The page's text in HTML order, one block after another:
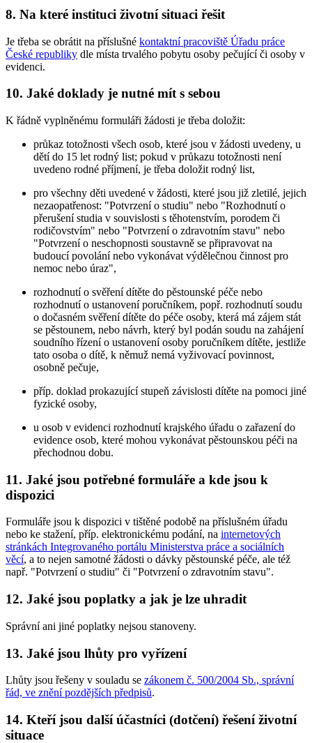
8. Na které instituci životní situaci řešit
Je třeba se obrátit na příslušné kontaktní pracoviště Úřadu práce
České republiky dle místa trvalého pobytu osoby pečující či osoby v
evidenci.
10. Jaké doklady je nutné mít s sebou
K řádně vyplněnému formuláři žádosti je třeba doložit:
průkaz totožnosti všech osob, které jsou v žádosti uvedeny, u
dětí do 15 let rodný list; pokud v průkazu totožnosti není
uvedeno rodné příjmení, je třeba doložit rodný list,
pro všechny děti uvedené v žádosti, které jsou již zletilé, jejich
nezaopatřenost: "Potvrzení o studiu" nebo "Rozhodnutí o
přerušení studia v souvislosti s těhotenstvím, porodem či
rodičovstvím" nebo "Potvrzení o zdravotním stavu" nebo
"Potvrzení o neschopnosti soustavně se připravovat na
budoucí povolání nebo vykonávat výdělečnou činnost pro
nemoc nebo úraz",
rozhodnutí o svěření dítěte do pěstounské péče nebo
rozhodnutí o ustanovení poručníkem, popř. rozhodnutí soudu
o dočasném svěření dítěte do péče osoby, která má zájem stát
se pěstounem, nebo návrh, který byl podán soudu na zahájení
soudního řízení o ustanovení osoby poručníkem dítěte, jestliže
tato osoba o dítě, k němuž nemá vyživovací povinnost,
osobně pečuje,
příp. doklad prokazující stupeň závislosti dítěte na pomoci jiné
fyzické osoby,
u osob v evidenci rozhodnutí krajského úřadu o zařazení do
evidence osob, které mohou vykonávat pěstounskou péči na
přechodnou dobu.
11. Jaké jsou potřebné formuláře a kde jsou k
dispozici
Formuláře jsou k dispozici v tištěné podobě na příslušném úřadu
nebo ke stažení, příp. elektronickému podání, na internetových
stránkách Integrovaného portálu Ministerstva práce a sociálních
věcí, a to nejen samotné žádosti o dávky pěstounské péče, ale též
např. "Potvrzení o studiu" či "Potvrzení o zdravotním stavu".
12. Jaké jsou poplatky a jak je lze uhradit
Správní ani jiné poplatky nejsou stanoveny.
13. Jaké jsou lhůty pro vyřízení
Lhůty jsou řešeny v souladu se zákonem č. 500/2004 Sb., správní
řád, ve znění pozdějších předpisů.
14. Kteří jsou další účastníci (dotčení) řešení životní
situace